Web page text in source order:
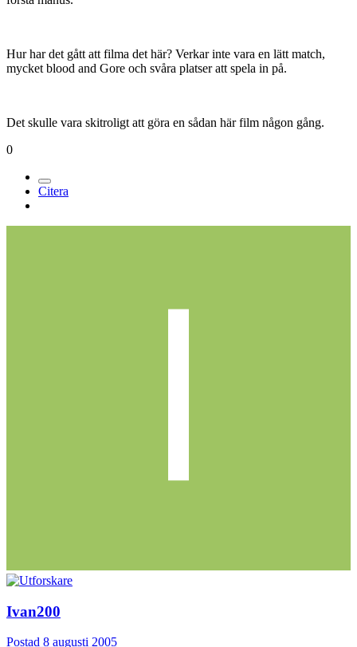
Hur har det gått att filma det här? Verkar inte vara en lätt match,
mycket blood and Gore och svåra platser att spela in på.
Det skulle vara skitroligt att göra en sådan här film någon gång.
0
Citera
Ivan200
Postad 8 augusti 2005